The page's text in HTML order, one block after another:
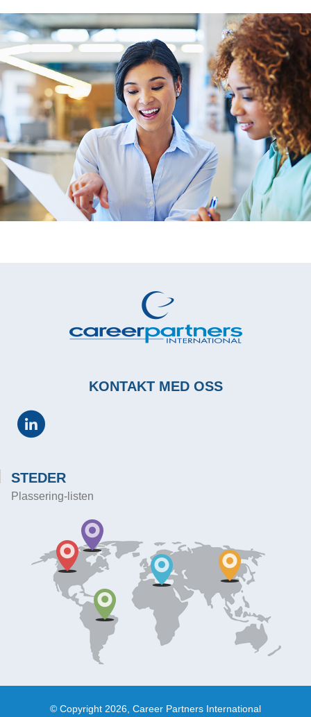
KONTAKT MED OSS
STEDER
Plassering-listen
© Copyright 2026, Career Partners International